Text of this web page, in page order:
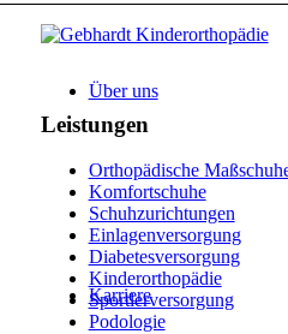
Über uns
Karriere
Leistungen
Orthopädische
Komfortschuhe
Schuhzurichtungen
Einlagenversorgung
Diabetesversorgung
Kinderorthopädie
Sportlerversorgung
Podologie